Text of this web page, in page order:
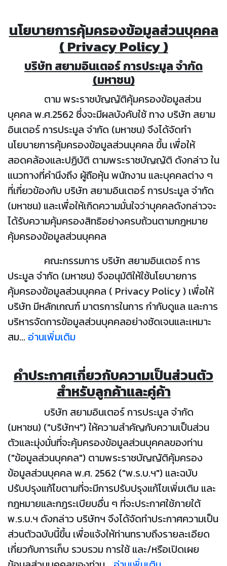
นโยบายการคุ้มครองข้อมูลส่วนบุคคล
( Privacy Policy )
บริษัท สยามอินเตอร์ การประมูล จำกัด
(มหาชน)
ตาม พระราชบัญญัติคุ้มครองข้อมูลส่วน
บุคคล พ.ศ.2562 ซึ่งจะมีผลบังคับใช้ ทาง บริษัท สยาม
อินเตอร์ การประมูล จำกัด (มหาชน) จึงได้จัดทำ
นโยบายการคุ้มครองข้อมูลส่วนบุคคล ขึ้น เพื่อให้
สอดคล้องและปฏิบัติ ตามพระราชบัญญัติ ดังกล่าว ใน
แนวทางที่คำนึงถึง ผู้ถือหุ้น พนักงาน และบุคคลต่าง ๆ
ที่เกี่ยวข้องกับ บริษัท สยามอินเตอร์ การประมูล จำกัด
(มหาชน) และเพื่อให้เกิดความมั่นใจว่าบุคคลดังกล่าวจะ
ได้รับความคุ้มครองสิทธิอย่างครบถ้วนตามกฎหมาย
คุ้มครองข้อมูลส่วนบุคคล
คณะกรรมการ บริษัท สยามอินเตอร์ การ
ประมูล จำกัด (มหาชน) จึงอนุมัติให้ใช้นโยบายการ
คุ้มครองข้อมูลส่วนบุคคล ( Privacy Policy ) เพื่อให้
บริษัท มีหลักเกณฑ์ มาตรการในการ กำกับดูแล และการ
บริหารจัดการข้อมูลส่วนบุคคลอย่างชัดเจนและเหมาะ
สม... อ่านเพิ่มเติม
คำประกาศเกี่ยวกับความเป็นส่วนตัว
สำหรับลูกค้าและคู่ค้า
บริษัท สยามอินเตอร์ การประมูล จำกัด
(มหาชน) ("บริษัทฯ") ให้ความสำคัญกับความเป็นส่วน
ตัวและมุ่งมั่นที่จะคุ้มครองข้อมูลส่วนบุคคลของท่าน
("ข้อมูลส่วนบุคคล") ตามพระราชบัญญัติคุ้มครอง
ข้อมูลส่วนบุคคล พ.ศ. 2562 ("พ.ร.บ.ฯ") และฉบับ
ปรับปรุงแก้ไขตามที่จะมีการปรับปรุงแก้ไขเพิ่มเติม และ
กฎหมายและกฎระเบียบอื่น ๆ ที่จะประกาศใช้ภายใต้
พ.ร.บ.ฯ ดังกล่าว บริษัทฯ จึงได้จัดทำประกาศความเป็น
ส่วนตัวฉบับนี้ขึ้น เพื่อแจ้งให้ท่านทราบถึงรายละเอียด
เกี่ยวกับการเก็บ รวบรวม การใช้ และ/หรือเปิดเผย